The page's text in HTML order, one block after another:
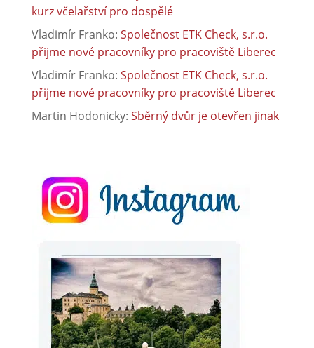
kurz včelařství pro dospělé
Vladimír Franko: Společnost ETK Check, s.r.o.
přijme nové pracovníky pro pracoviště Liberec
Vladimír Franko: Společnost ETK Check, s.r.o.
přijme nové pracovníky pro pracoviště Liberec
Martin Hodonicky: Sběrný dvůr je otevřen jinak